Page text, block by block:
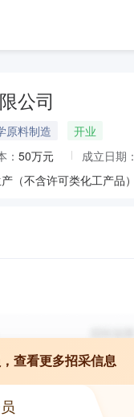
公司
原料制造
开业
： 50万元 成立日期：
查看更多招采信息